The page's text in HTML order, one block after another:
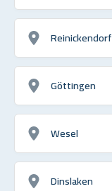
Reinickendorf
Göttingen
Wesel
Dinslaken